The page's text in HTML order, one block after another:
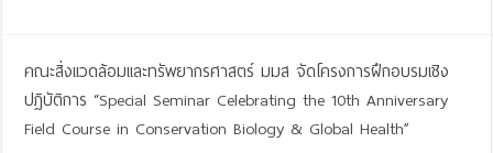
คณะสิ่งแวดล้อมและทรัพยากรศาสตร์ มมส จัดโครงการฝึกอบรมเชิง
ปฏิบัติการ “Special Seminar Celebrating the 10th Anniversary
Field Course in Conservation Biology & Global Health”